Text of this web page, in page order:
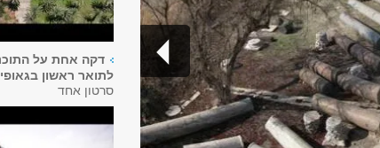
דקה אחת על
לתואר ראשון
סרטון אחד